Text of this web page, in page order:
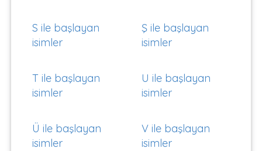
S ile başlayan
isimler
Ş ile başlayan
isimler
T ile başlayan
isimler
U ile başlayan
isimler
Ü ile başlayan
isimler
V ile başlayan
isimler